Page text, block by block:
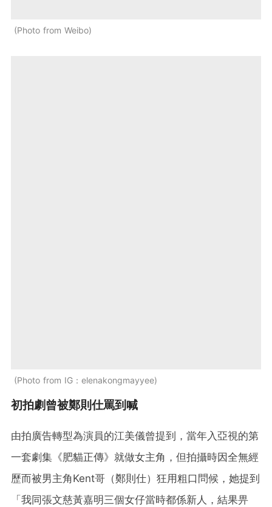
Photo from Weibo
Photo from IG：elenakongmayyee
初拍劇曾被鄭則仕罵到喊
由拍廣告轉型為演員的江美儀曾提到，當年入亞視的第
一套劇集《肥貓正傳》就做女主角，但拍攝時因全無經
歷而被男主角Kent哥（鄭則仕）狂用粗口問候，她提到
「我同張文慈黃嘉明三個女仔當時都係新人，結果畀